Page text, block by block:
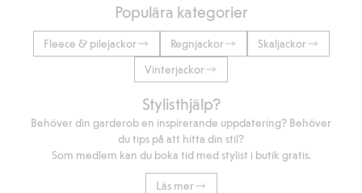
Populära kategorier
Fleece & pilejackor Regnjackor
Skaljackor
Vinterjackor
Stylisthjälp?
Behöver din garderob en inspirerande uppdatering? Behöver
du tips på att hitta din stil?
Som medlem kan du boka tid med stylist i butik gratis.
Läs mer